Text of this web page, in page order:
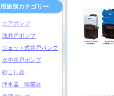
用途別カテゴリー
エアポンプ
浅井戸ポンプ
ジェット式井戸ポンプ
水中井戸ポンプ
砂こし器
浄水器 除菌器